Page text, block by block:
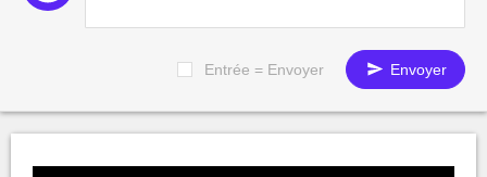
Entrée = Envoyer Envoyer